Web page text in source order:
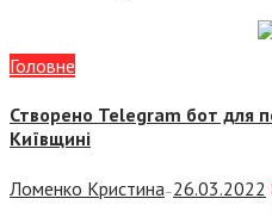
Головне
Створено Telegram бот для
Київщині
Ломенко Кристина — 26.03.2022